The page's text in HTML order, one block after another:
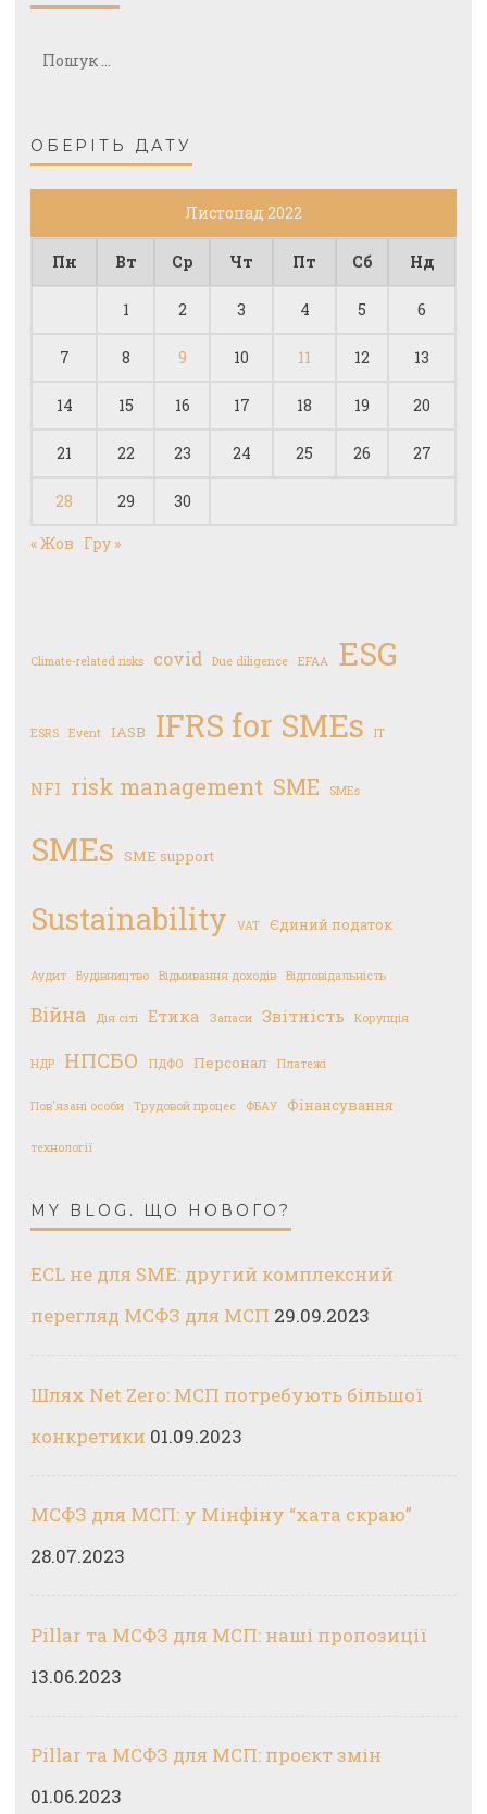
ОБЕРІТЬ ДАТУ
Листопад 2022
Пн Вт Ср Чт Пт Сб Нд
1 2 3 4 5 6
7 8 9 10 11 12 13
14 15 16 17 18 19 20
21 22 23 24 25 26 27
28 29 30
« Жов Гру »
Climate-related risks covid Due diligence EFAA ESG
ESRS Event IASB IFRS for SMEs IT
NFI risk management SME SMEs
SMEs SME support
Sustainability VAT Єдиний податок
Аудит Будівництво Відмивання доходів Відповідальність
Війна Дія сіті Етика Запаси Звітність Корупція
НДР НПСБО ПДФО Персонал Платежі
Пов'язані особи Трудовой процес ФБАУ Фінансування
технології
MY BLOG. ЩО НОВОГО?
ECL не для SME: другий комплексний
перегляд МСФЗ для МСП 29.09.2023
Шлях Net Zero: МСП потребують більшої
конкретики 01.09.2023
МСФЗ для МСП: у Мінфіну “хата скраю”
28.07.2023
Pillar та МСФЗ для МСП: наші пропозиції
13.06.2023
Pillar та МСФЗ для МСП: проєкт змін
01.06.2023